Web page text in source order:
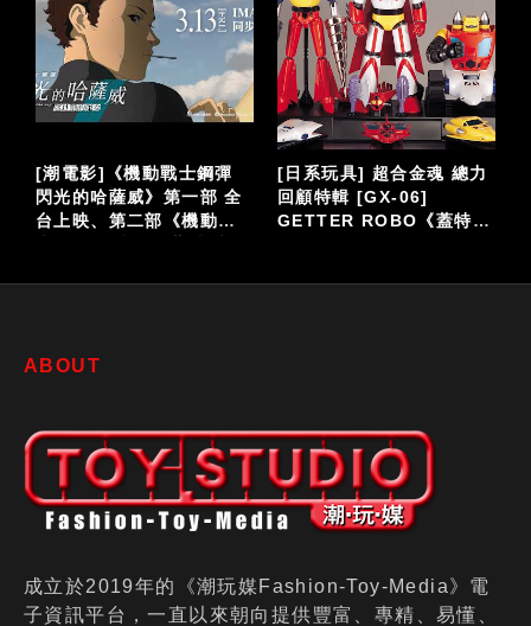
[潮電影]《機動戰士鋼彈
閃光的哈薩威》第一部 全
台上映、第二部《機動戰
[日系玩具] 超合金魂 總力
回顧特輯 [GX-06]
GETTER ROBO《蓋特機
ABOUT
成立於2019年的《潮玩媒Fashion-Toy-Media》電
子資訊平台，一直以來朝向提供豐富、專精、易懂、